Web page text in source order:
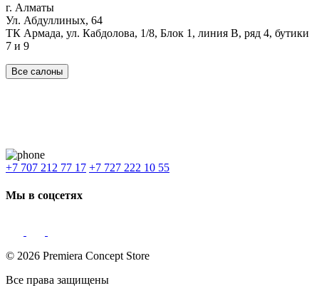
г. Алматы
Ул. Абдуллиных, 64
ТК Армада, ул. Кабдолова, 1/8, Блок 1, линия В, ряд 4, бутики
7 и 9
Все салоны
+7 707 212 77 17 +7 727 222 10 55
Мы в соцсетях
© 2026 Premiera Concept Store
Все права защищены